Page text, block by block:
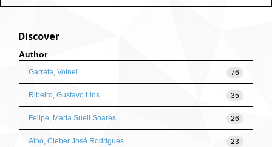
Discover
Author
76
Garrafa, Volnei
35
Ribeiro, Gustavo Lins
26
Felipe, Maria Sueli Soares
23
Alho, Cleber José Rodrigues